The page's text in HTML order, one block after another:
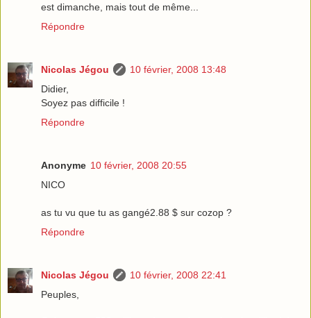
est dimanche, mais tout de même...
Répondre
Nicolas Jégou
10 février, 2008 13:48
Didier,
Soyez pas difficile !
Répondre
Anonyme 10 février, 2008 20:55
NICO
as tu vu que tu as gangé2.88 $ sur cozop ?
Répondre
Nicolas Jégou
10 février, 2008 22:41
Peuples,